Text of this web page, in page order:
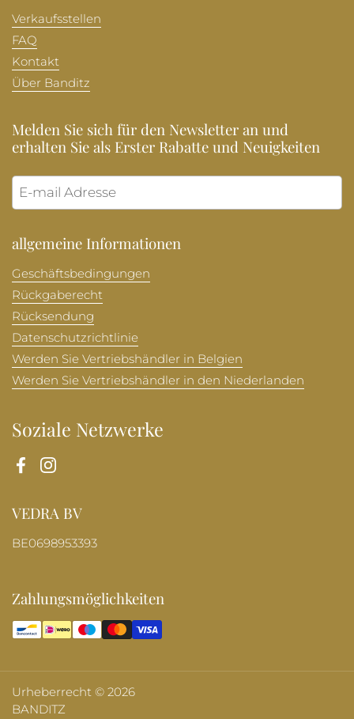
Verkaufsstellen
FAQ
Kontakt
Über Banditz
Melden Sie sich für den Newsletter an und
erhalten Sie als Erster Rabatte und Neuigkeiten
allgemeine Informationen
Geschäftsbedingungen
Rückgaberecht
Rücksendung
Datenschutzrichtlinie
Werden Sie Vertriebshändler in Belgien
Werden Sie Vertriebshändler in den Niederlanden
Soziale Netzwerke
FacebookInstagram
VEDRA BV
BE0698953393
Zahlungsmöglichkeiten
Urheberrecht © 2026
BANDITZ